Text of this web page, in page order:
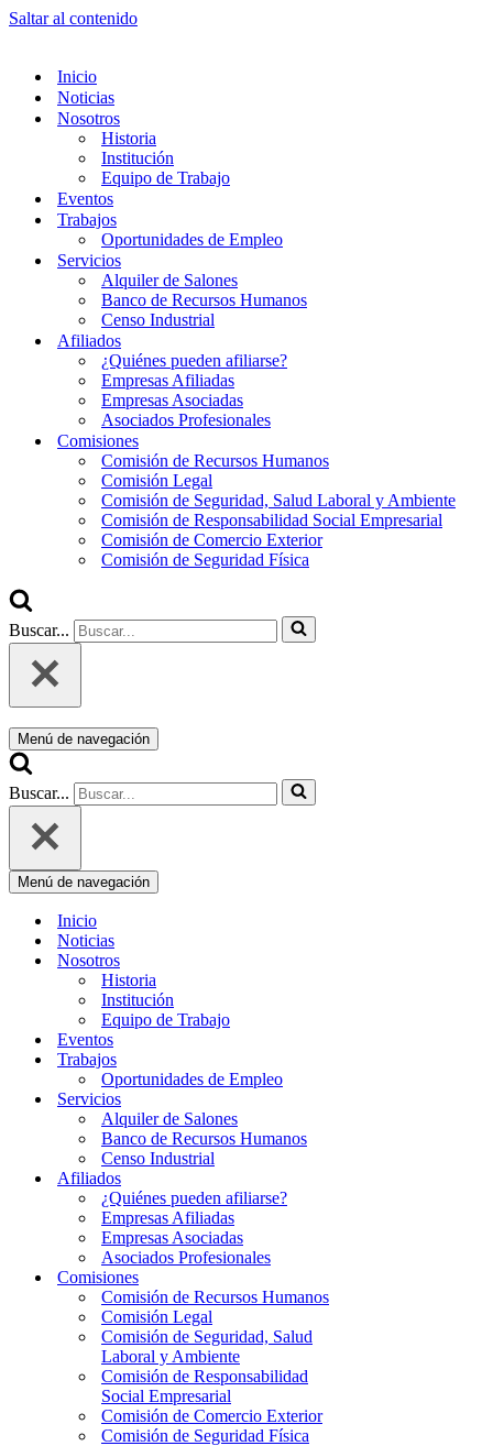
Saltar al contenido
Inicio
Noticias
Nosotros
Historia
Institución
Equipo de Trabajo
Eventos
Trabajos
Oportunidades de Empleo
Servicios
Alquiler de Salones
Banco de Recursos Humanos
Censo Industrial
Afiliados
¿Quiénes pueden afiliarse?
Empresas Afiliadas
Empresas Asociadas
Asociados Profesionales
Comisiones
Comisión de Recursos Humanos
Comisión Legal
Comisión de Seguridad, Salud Laboral y Ambiente
Comisión de Responsabilidad Social Empresarial
Comisión de Comercio Exterior
Comisión de Seguridad Física
Buscar...
Menú de navegación
Buscar...
Menú de navegación
Inicio
Noticias
Nosotros
Historia
Institución
Equipo de Trabajo
Eventos
Trabajos
Oportunidades de Empleo
Servicios
Alquiler de Salones
Banco de Recursos Humanos
Censo Industrial
Afiliados
¿Quiénes pueden afiliarse?
Empresas Afiliadas
Empresas Asociadas
Asociados Profesionales
Comisiones
Comisión de Recursos Humanos
Comisión Legal
Comisión de Seguridad, Salud
Laboral y Ambiente
Comisión de Responsabilidad
Social Empresarial
Comisión de Comercio Exterior
Comisión de Seguridad Física